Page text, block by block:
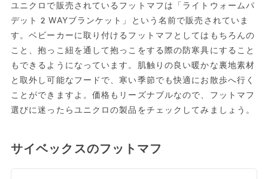
ユニクロで販売されているフットマフは「ライトウォームパ
デット2WAYブランケット」という名前で販売されていま
す。ベビーカーに取り付けるフットマフとしてはもちろんの
こと、抱っこ紐を通して抱っこをする際の防寒具にすること
もできるようになっています。肌触りの良い暖かな裏地素材
と取外し可能なフードで、寒い季節でも快適にお散歩へ行く
ことができますよ。価格もリーズナブルなので、フットマフ
選びに迷ったらユニクロの製品をチェックしてみましょう。
サイベックスのフットマフ